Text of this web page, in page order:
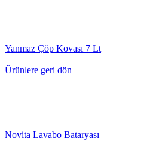
Yanmaz Çöp Kovası 7 Lt
Ürünlere geri dön
Novita Lavabo Bataryası